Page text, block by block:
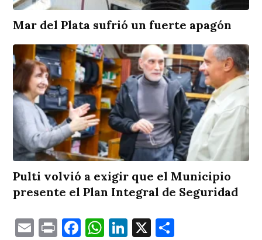
Mar del Plata sufrió un fuerte apagón
Pulti volvió a exigir que el Municipio
presente el Plan Integral de Seguridad
EmailPrintFacebook
WhatsApp
LinkedIn
X